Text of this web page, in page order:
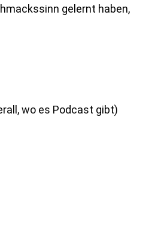
gelernt haben,
wo es Podcast gibt)